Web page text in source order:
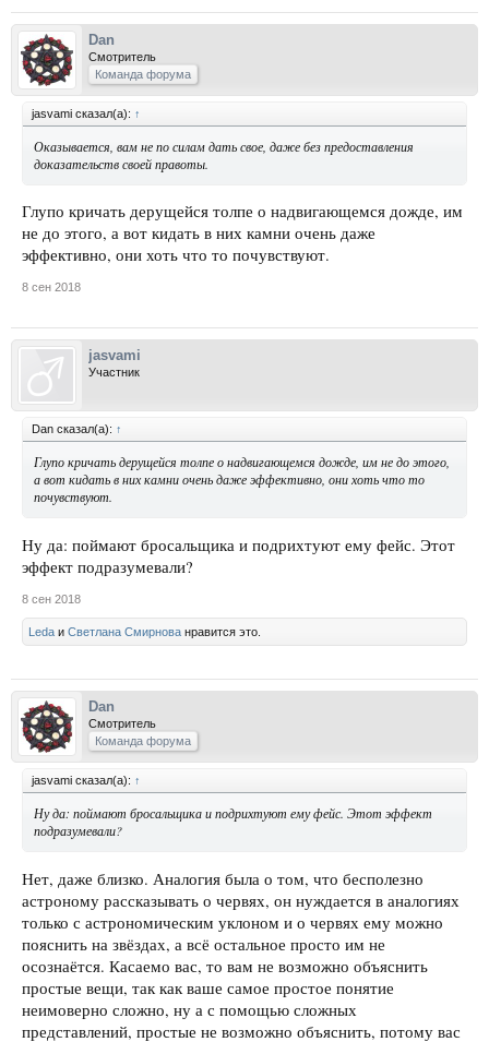
Dan
Смотритель
Команда форума
jasvami сказал(а): ↑
Оказывается, вам не по силам дать свое, даже без предоставления
доказательств своей правоты.
Глупо кричать дерущейся толпе о надвигающемся дожде, им
не до этого, а вот кидать в них камни очень даже
эффективно, они хоть что то почувствуют.
8 сен 2018
jasvami
Участник
Dan сказал(а): ↑
Глупо кричать дерущейся толпе о надвигающемся дожде, им не до этого,
а вот кидать в них камни очень даже эффективно, они хоть что то
почувствуют.
Ну да: поймают бросальщика и подрихтуют ему фейс. Этот
эффект подразумевали?
8 сен 2018
Leda и Светлана Смирнова нравится это.
Dan
Смотритель
Команда форума
jasvami сказал(а): ↑
Ну да: поймают бросальщика и подрихтуют ему фейс. Этот эффект
подразумевали?
Нет, даже близко. Аналогия была о том, что бесполезно
астроному рассказывать о червях, он нуждается в аналогиях
только с астрономическим уклоном и о червях ему можно
пояснить на звёздах, а всё остальное просто им не
осознаётся. Касаемо вас, то вам не возможно объяснить
простые вещи, так как ваше самое простое понятие
неимоверно сложно, ну а с помощью сложных
представлений, простые не возможно объяснить, потому вас